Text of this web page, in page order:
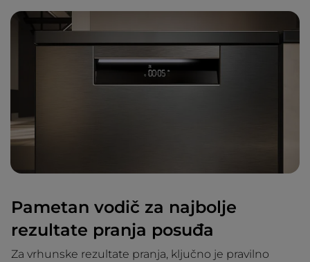
Pametan vodič za najbolje
rezultate pranja posuđa
Za vrhunske rezultate pranja, ključno je pravilno